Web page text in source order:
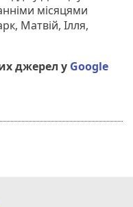
місяцями
Матвій, Ілля,
джерел у Google